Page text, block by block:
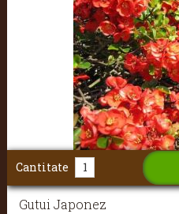
Gutui Japonez
Cantitate